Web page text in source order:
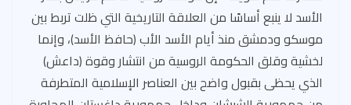
الأسد لا ينبع أساسًا من العلاقة التاريخية التي ظلت تربط بين
موسكو ودمشق منذ أيام الأسد الأب (حافظ الأسد)، وإنما
لخشية وقلق الحكومة الروسية من انتشار وقوة (داعش)
الذي يحظى بقبول واضح بين العناصر الإسلامية المتطرفة